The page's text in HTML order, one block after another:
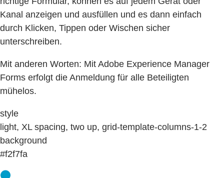
Kanal anzeigen und ausfüllen und es dann einfach
durch Klicken, Tippen oder Wischen sicher
unterschreiben.
Mit anderen Worten: Mit Adobe Experience Manager
Forms erfolgt die Anmeldung für alle Beteiligten
mühelos.
style
light, XL spacing, two up, grid-template-columns-1-2
background
#f2f7fa